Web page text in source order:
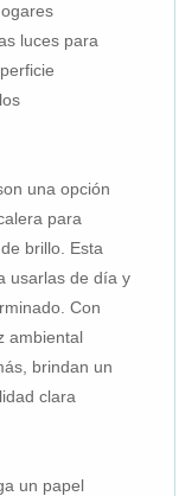
luces para
una opción
para
brillo. Esta
usarlas de día y
Con
ambiental
brindan un
clara
un papel